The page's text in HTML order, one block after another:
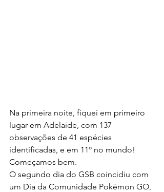
Na primeira noite, fiquei em primeiro
lugar em Adelaide, com 137
observações de 41 espécies
identificadas, e em 11º no mundo!
Começamos bem.
O segundo dia do GSB coincidiu com
um Dia da Comunidade Pokémon GO,